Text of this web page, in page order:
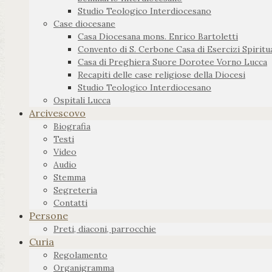
Studio Teologico Interdiocesano
Case diocesane
Casa Diocesana mons. Enrico Bartoletti
Convento di S. Cerbone Casa di Esercizi
Casa di Preghiera Suore Dorotee Vorno Lucca
Recapiti delle case religiose della Diocesi
Studio Teologico Interdiocesano
Ospitali Lucca
Arcivescovo
Biografia
Testi
Video
Audio
Stemma
Segreteria
Contatti
Persone
Preti, diaconi, parrocchie
Curia
Regolamento
Organigramma